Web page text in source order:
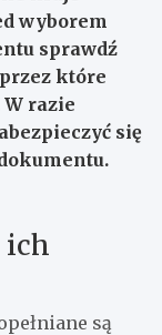
wyborem
sprawdź
które
razie
się
ich
są